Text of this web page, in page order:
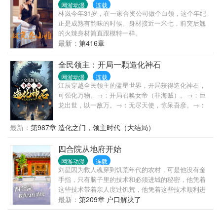
网游动漫 连载
林岚今年31岁，在一家合资公司做个白领，这个年纪
正是成熟有韵味的时候。身材接近一米七，前突后翘
的火辣身材简直跟模特一样。
最新： 第416章
全民领主：开局一颗造化神石
网游动漫 连载
江辰穿越全民领主的蓝星世界，开局获得造化神石，
可强化万物。→：开局召唤女帝（非海贼）。→：巨
龙出世，以一敌万。→：无尽天使，惊呆吾彦。→：
魔。铸造不朽神域，逆伐仙神佛魔，脚踏诸天万界。
江辰：财富、实力、地位、美女、不朽生命……我，
全都要。
最新： 第987章 造化之门，领主时代（大结局）
四合院从地府开始
网游动漫 连载
刘星因为救人魂穿到饥荒年代的农村，可是他没有金
手指，只有脑子里的技术和必须进城的秘密，他凭着
这些技术带着亲人度过饥荒，他凭着这些技术顺利进
城，进入四合院，他凭着这些技术进厂，成为技术骨
干，娶妻生子、他凭着这些技术成就一番伟业.......
最新： 第209章 户口解决了